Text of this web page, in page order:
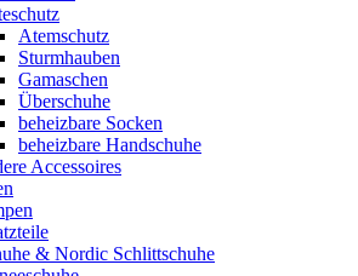
Atemschutz
Sturmhauben
Gamaschen
Überschuhe
beheizbare Socken
beheizbare Handschuhe
Accessoires
& Nordic Schlittschuhe